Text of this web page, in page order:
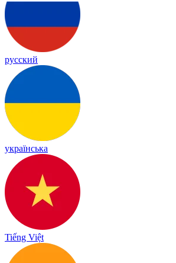
русский
українська
Tiếng Việt